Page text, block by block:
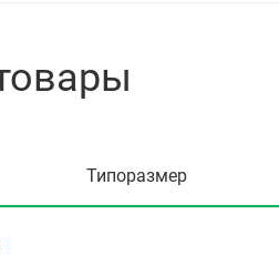
Типоразмер